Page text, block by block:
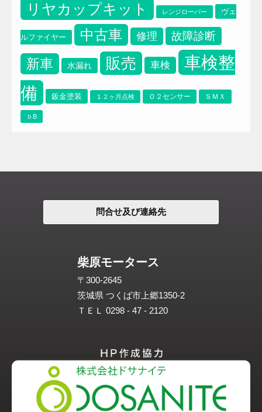
リヤカップキット レンジローバー ヴェ
ルファイヤー 中古車 修理 故障診断
新車 水漏れ 販売 車検
車検整
備
鈑金塗装 １２ヶ月点検 Ｏ２センサー ＳＭＸ
ｂB
問合せ及び連絡先
柴原モータース
〒300-2645
茨城県 つくば市上郷1350-2
ＴＥＬ 0298 - 47 - 2120